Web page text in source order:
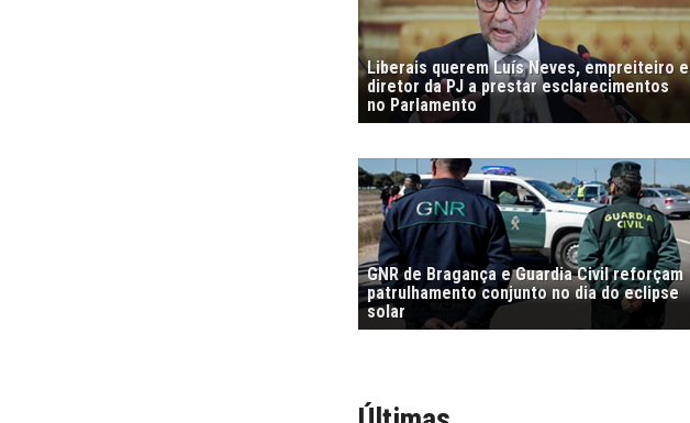
Liberais querem Luís Neves, empreiteiro e
diretor da PJ a prestar esclarecimentos
no Parlamento
GNR de Bragança e Guardia Civil reforçam
patrulhamento conjunto no dia do eclipse
solar